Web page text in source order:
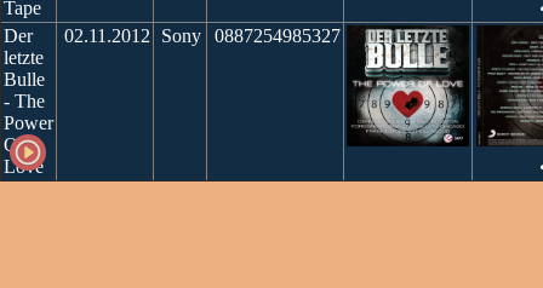
Tape
Der
letzte
Bulle
- The
Power
Of
Love
02.11.2012 Sony 0887254985327